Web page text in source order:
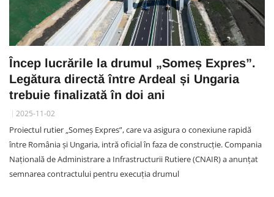
Încep lucrările la drumul „Someș Expres”.
Legătura directă între Ardeal și Ungaria
trebuie finalizată în doi ani
2025-11-02
Proiectul rutier „Someș Expres”, care va asigura o conexiune rapidă
între România și Ungaria, intră oficial în faza de construcție. Compania
Națională de Administrare a Infrastructurii Rutiere (CNAIR) a anunțat
semnarea contractului pentru execuția drumul